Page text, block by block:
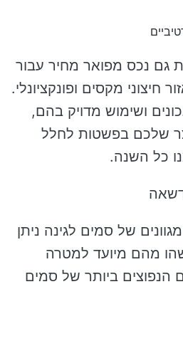
גם נכס מפואר מחיר עבור
חיצוני מקסים ופונקציונלי.
ושימוש מדויק בהם,
שלכם בפשטות לחלל
כל השנה.
של סמים לגינה ניתן
מהם מיועד למטרה
הנפוצים ביותר של סמים